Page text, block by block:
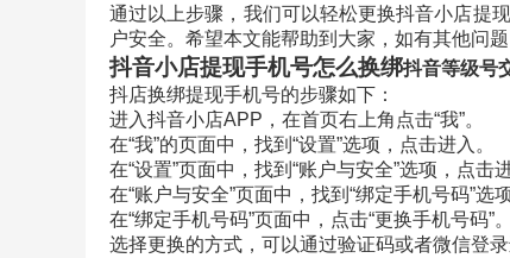
通过以上步骤，我们可以轻松更换抖音小店提
户安全。希望本文能帮助到大家，如有其他问
抖音小店提现手机号怎么换绑抖音等级号
抖店换绑提现手机号的步骤如下：
进入抖音小店APP，在首页右上角点击“我”。
在“我”的页面中，找到“设置”选项，点击进入。
在“设置”页面中，找到“账户与安全”选项，点击进
在“账户与安全”页面中，找到“绑定手机号码”选
在“绑定手机号码”页面中，点击“更换手机号码”。
选择更换的方式，可以通过验证码或者微信登录